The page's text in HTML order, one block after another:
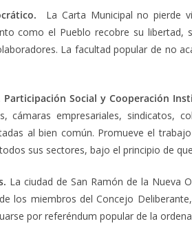
La Carta Municipal no pierde
como el Pueblo recobre su
La facultad popular de no
Social y Cooperación
cámaras empresariales, sindicatos,
al bien común. Promueve el
sus sectores, bajo el principio de
La ciudad de San Ramón de la Nueva
los miembros del Concejo
por referéndum popular de la